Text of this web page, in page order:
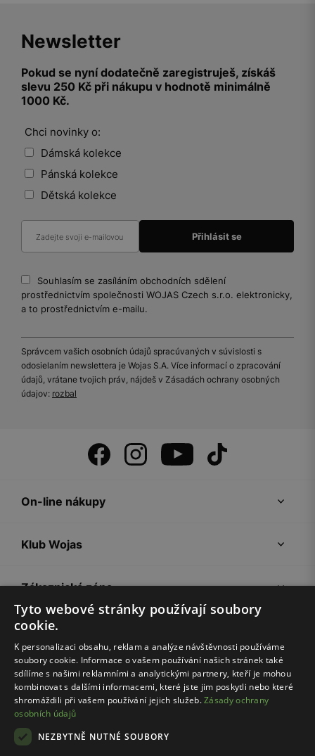
Newsletter
Pokud se nyní dodatečně zaregistruješ, získáš
slevu 250 Kč při nákupu v hodnotě minimálně
1000 Kč.
Chci novinky o:
Dámská kolekce
Pánská kolekce
Dětská kolekce
Souhlasím se zasíláním obchodních sdělení
prostřednictvím společnosti WOJAS Czech s.r.o. elektronicky,
a to prostřednictvím e-mailu.
Správcem vašich osobních údajů spracúvaných v súvislosti s
odosielaním newslettera je Wojas S.A. Více informací o zpracování
údajů, vrátane tvojich práv, nájdeš v Zásadách ochrany osobných
údajov: rozbal
On-line nákupy
Klub Wojas
Zákaznická zóna
Společnost Wojas
Rady
Tyto webové stránky používají soubory
cookie.
K personalizaci obsahu, reklam a analýze návštěvnosti používáme
soubory cookie. Informace o vašem používání našich stránek také
sdílíme s našimi reklamními a analytickými partnery, kteří je mohou
kombinovat s dalšími informacemi, které jste jim poskytli nebo které
shromáždili při vašem používání jejich služeb.Zásady ochrany
osobních údajů
NEZBYTNĚ NUTNÉ SOUBORY